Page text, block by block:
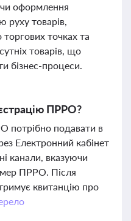
оформлення
руху товарів,
точках та
товарів, що
бізнес-процеси.
ПРРО?
потрібно подавати в
Електронний кабінет
канали, вказуючи
ПРРО. Після
квитанцію про